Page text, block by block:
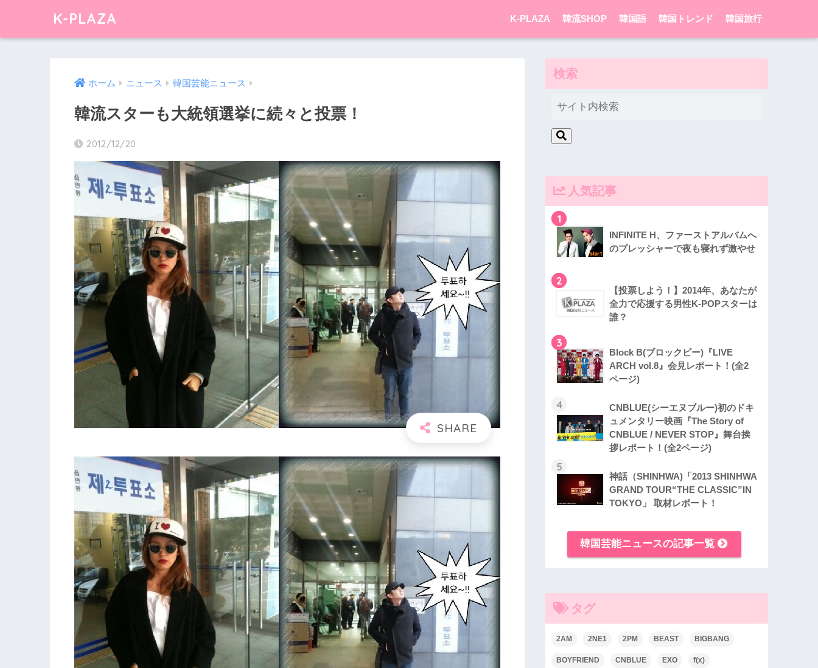
K-PLAZA K-PLAZA 韓流SHOP 韓国語 韓国トレンド 韓国旅行
ホーム ニュース 韓国芸能ニュース
韓流スターも大統領選挙に続々と投票！
2012/12/20
検索
人気記事
1
INFINITE H、ファーストアルバムへ
のプレッシャーで夜も寝れず激やせ
2
【投票しよう！】2014年、あなたが
全力で応援する男性K-POPスターは
誰？
3
Block B(ブロックビー)『LIVE
ARCH vol.8』会見レポート！(全2
ページ)
4
CNBLUE(シーエヌブルー)初のドキ
ュメンタリー映画『The Story of
CNBLUE / NEVER STOP』舞台挨
拶レポート！(全2ページ)
5
神話（SHINHWA)「2013 SHINHWA
GRAND TOUR“THE CLASSIC”IN
TOKYO」 取材レポート！
韓国芸能ニュースの記事一覧
タグ
2AM 2NE1 2PM BEAST BIGBANG
BOYFRIEND CNBLUE EXO f(x)